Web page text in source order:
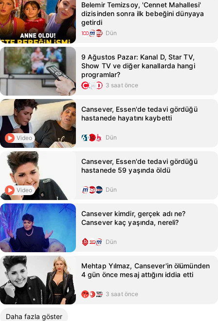
Belemir Temizsoy, 'Cennet Mahallesi'
dizisinden sonra ilk bebeğini dünyaya
getirdi
Dün
9 Ağustos Pazar: Kanal D, Star TV,
Show TV ve diğer kanallarda hangi
programlar?
3 saat önce
Video
Cansever, Essen'de tedavi gördüğü
hastanede hayatını kaybetti
Dün
Video
Cansever, Essen'de tedavi gördüğü
hastanede 59 yaşında öldü
Dün
Cansever kimdir, gerçek adı ne?
Cansever kaç yaşında, nereli?
Dün
Mehtap Yılmaz, Cansever'in ölümünden
4 gün önce mesaj attığını iddia etti
3 saat önce
Daha fazla göster